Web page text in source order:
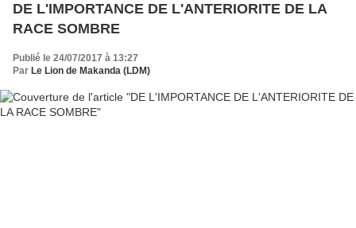
DE L'IMPORTANCE DE L'ANTERIORITE DE LA
RACE SOMBRE
Publié le 24/07/2017 à 13:27
Par Le Lion de Makanda (LDM)